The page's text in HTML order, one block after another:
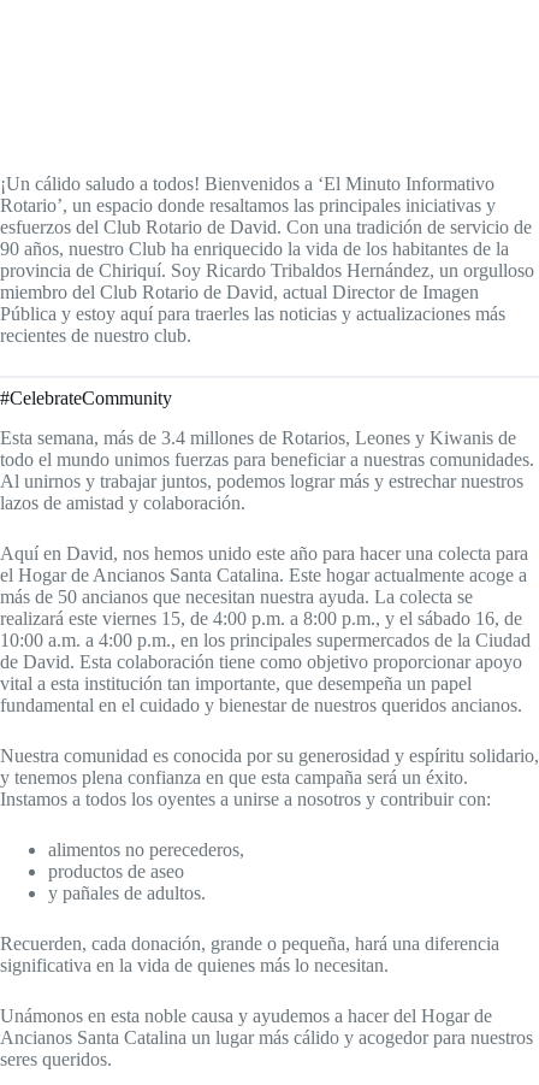
¡Un cálido saludo a todos! Bienvenidos a ‘El Minuto Informativo
Rotario’, un espacio donde resaltamos las principales iniciativas y
esfuerzos del Club Rotario de David. Con una tradición de servicio de
90 años, nuestro Club ha enriquecido la vida de los habitantes de la
provincia de Chiriquí. Soy Ricardo Tribaldos Hernández, un orgulloso
miembro del Club Rotario de David, actual Director de Imagen
Pública y estoy aquí para traerles las noticias y actualizaciones más
recientes de nuestro club.
#CelebrateCommunity
Esta semana, más de 3.4 millones de Rotarios, Leones y Kiwanis de
todo el mundo unimos fuerzas para beneficiar a nuestras comunidades.
Al unirnos y trabajar juntos, podemos lograr más y estrechar nuestros
lazos de amistad y colaboración.
Aquí en David, nos hemos unido este año para hacer una colecta para
el Hogar de Ancianos Santa Catalina. Este hogar actualmente acoge a
más de 50 ancianos que necesitan nuestra ayuda. La colecta se
realizará este viernes 15, de 4:00 p.m. a 8:00 p.m., y el sábado 16, de
10:00 a.m. a 4:00 p.m., en los principales supermercados de la Ciudad
de David. Esta colaboración tiene como objetivo proporcionar apoyo
vital a esta institución tan importante, que desempeña un papel
fundamental en el cuidado y bienestar de nuestros queridos ancianos.
Nuestra comunidad es conocida por su generosidad y espíritu solidario,
y tenemos plena confianza en que esta campaña será un éxito.
Instamos a todos los oyentes a unirse a nosotros y contribuir con:
alimentos no perecederos,
productos de aseo
y pañales de adultos.
Recuerden, cada donación, grande o pequeña, hará una diferencia
significativa en la vida de quienes más lo necesitan.
Unámonos en esta noble causa y ayudemos a hacer del Hogar de
Ancianos Santa Catalina un lugar más cálido y acogedor para nuestros
seres queridos.